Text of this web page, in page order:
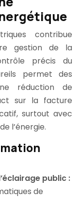
contribue
gestion de la
précis du
permet des
réduction de
sur la facture
surtout avec
l’énergie.
public :
de